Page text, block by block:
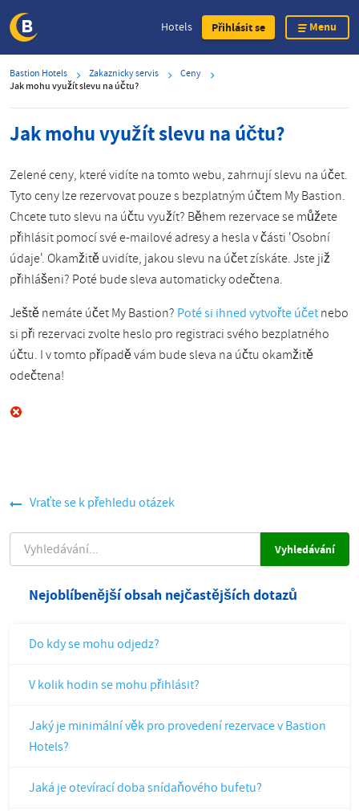
to
main
content
Hotels Přihlásit se Menu
Bastion Hotels Zakaznicky servis
Ceny
Jak mohu využít slevu na účtu?
Jak mohu využít slevu na účtu?
Zelené ceny, které vidíte na tomto webu, zahrnují slevu na účet.
Tyto ceny lze rezervovat pouze s bezplatným účtem My Bastion.
Chcete tuto slevu na účtu využít? Během rezervace se můžete
přihlásit pomocí své e-mailové adresy a hesla v části 'Osobní
údaje'. Okamžitě uvidíte, jakou slevu na účet získáte. Jste již
přihlášeni? Poté bude sleva automaticky odečtena.
Ještě nemáte účet My Bastion? Poté si ihned vytvořte účetnebo
si při rezervaci zvolte heslo pro registraci svého bezplatného
účtu. I v tomto případě vám bude sleva na účtu okamžitě
odečtena!
Vraťte se k přehledu otázek
VYHLEDÁVÁNÍ
Nejoblíbenější obsah nejčastějších dotazů
Do kdy se mohu odjedz?
V kolik hodin se mohu přihlásit?
Jaký je minimální věk pro provedení rezervace v Bastion
Hotels?
Jaká je otevírací doba snídaňového bufetu?